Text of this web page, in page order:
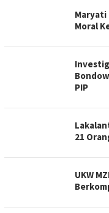
Maryati
Moral
PIP
21
UKW